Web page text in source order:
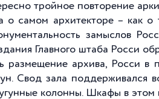
тройное повторение
о самом архитекторе – как
замыслов
Главного штаба Росси
размещение архива, Росси
Свод зала поддерживался
колонны. Шкафы в